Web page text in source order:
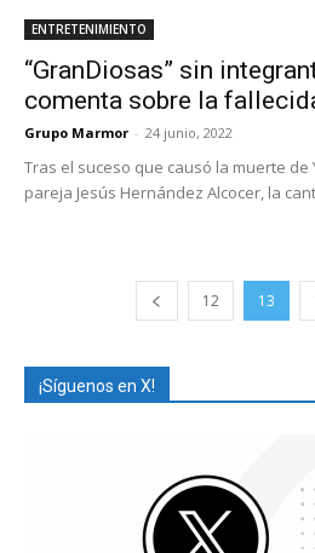
ENTRETENIMIENTO
“GranDiosas” sin
comenta sobre la
Grupo Marmor - 24 junio, 2022
Tras el suceso que causó la muerte de
pareja Jesús Hernández Alcocer, la
12 13
¡Síguenos en X!